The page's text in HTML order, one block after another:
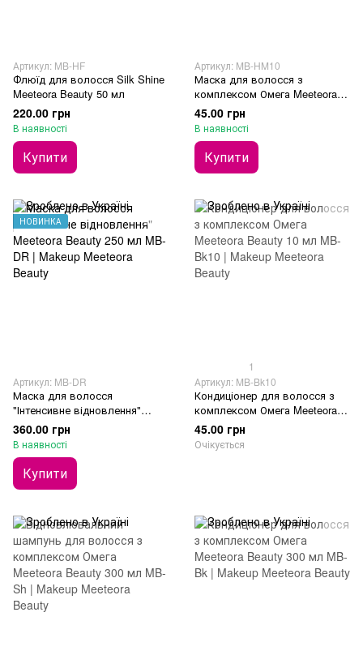
Артикул: MB-HF
Флюїд для волосся Silk Shine
Meeteora Beauty 50 мл
220.00 грн
В наявності
Купити
Артикул: MB-HM10
Маска для волосся з
комплексом Омега Meeteora
Beauty 10 мл
45.00 грн
В наявності
Купити
НОВИНКА
Артикул: MB-DR
Маска для волосся
"Інтенсивне відновлення"
Meeteora Beauty 250 мл
360.00 грн
В наявності
Купити
1
Артикул: MB-Bk10
Кондиціонер для волосся з
комплексом Омега Meeteora
Beauty 10 мл
45.00 грн
Очікується